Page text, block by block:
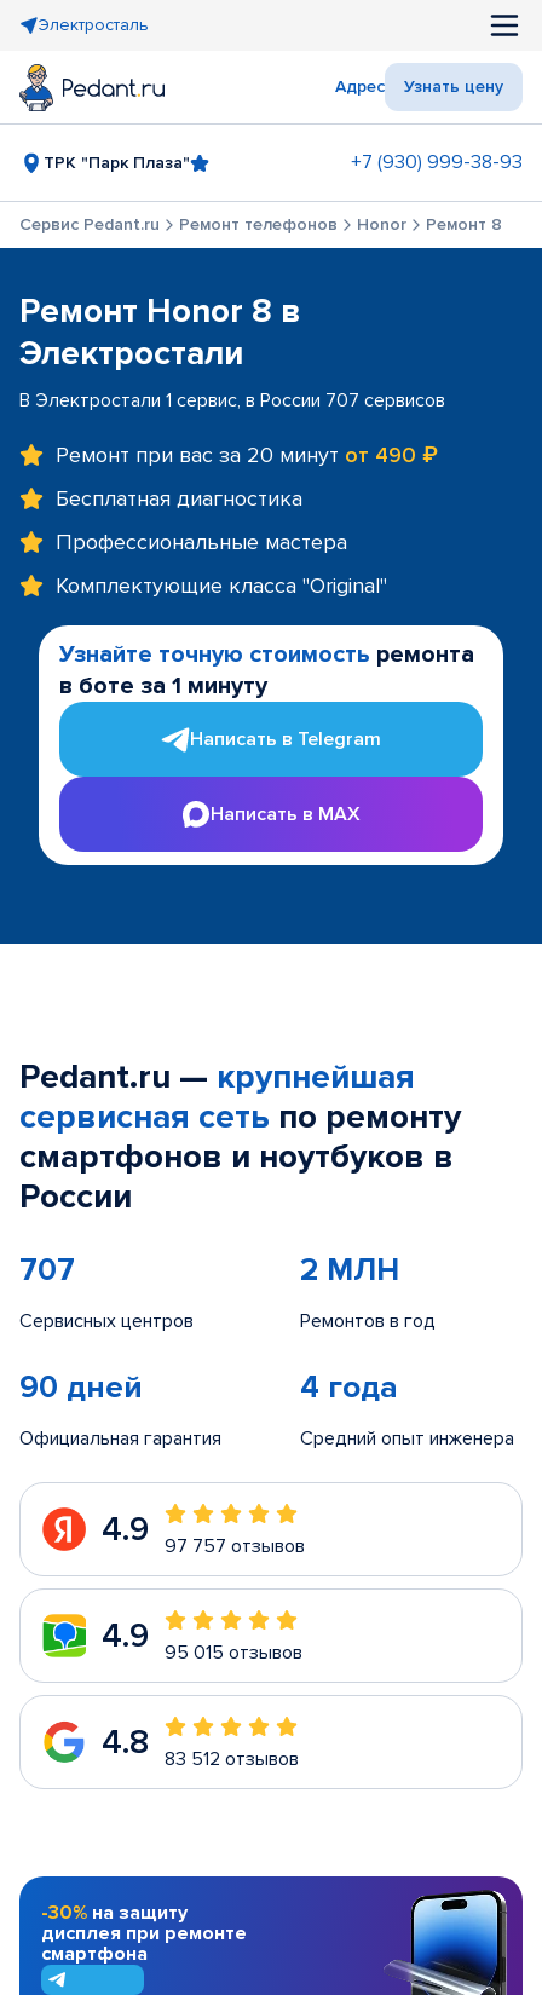
Электросталь
Адрес Узнать цену
ТРК "Парк Плаза" +7 (930) 999-38-93
Сервис Pedant.ru Ремонт телефонов Honor Ремонт 8
Ремонт Honor 8 в
Электростали
В Электростали 1 сервис, в России 707 сервисов
Ремонт при вас за 20 минут от 490 ₽
Бесплатная диагностика
Профессиональные мастера
Комплектующие класса "Original"
Узнайте точную стоимость ремонта
в боте за 1 минуту
Написать в Telegram
Написать в MAX
Pedant.ru — крупнейшая
сервисная сеть по ремонту
смартфонов и ноутбуков в
России
707
Сервисных центров
2 МЛН
Ремонтов в год
90 дней
Официальная гарантия
4 года
Средний опыт инженера
4.9 97 757 отзывов
4.9 95 015 отзывов
4.8 83 512 отзывов
-30% на защиту
дисплея при ремонте
смартфона